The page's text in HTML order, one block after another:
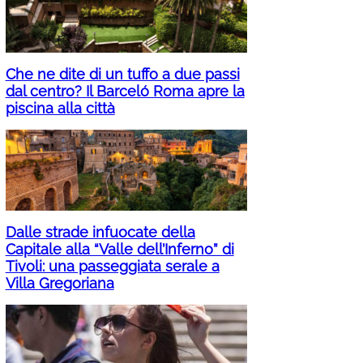
Che ne dite di un tuffo a due passi
dal centro? Il Barceló Roma apre la
piscina alla città
Dalle strade infuocate della
Capitale alla “Valle dell’Inferno” di
Tivoli: una passeggiata serale a
Villa Gregoriana